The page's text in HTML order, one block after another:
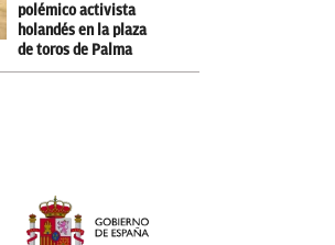
polémico activista
holandés en la plaza
de toros de Palma